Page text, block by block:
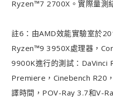
Ryzen™7 2700X。實際量測
註6：由AMD效能實驗室於
Ryzen™9 3950X處理器，
9900K進行的測試：DaVinci
Premiere，Cinebench R20
譯時間，POV-Ray 3.7和V-